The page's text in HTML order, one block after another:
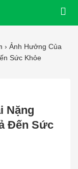
› Ảnh Hưởng Của
Sức Khỏe
Nặng
Đến Sức